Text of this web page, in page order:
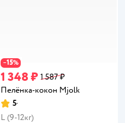
−15%
1 348 ₽ 1 587 ₽
Пелёнка-кокон Mjolk
Рейтинг:
5
L (9-12кг)